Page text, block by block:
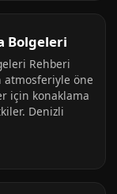
Bolgeleri
Rehberi
atmosferiyle öne
için konaklama
Denizli